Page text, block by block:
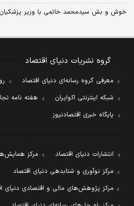
خوش و بش سیدمحمد خاتمی با وزیر
گروه نشریات دنیای اقتصاد
معرفی گروه رسانه‌ای دنیای اقتصاد
شبکه اینترنتی اکوایران
هفته نامه
پایگاه خبری اقتصادنیوز
انتشارات دنیای اقتصاد
مرکز
مرکز نوآوری و شتابدهی دنیای اقتصاد
مرکز پژوهش‌های مالی و اقتصادی دنیای